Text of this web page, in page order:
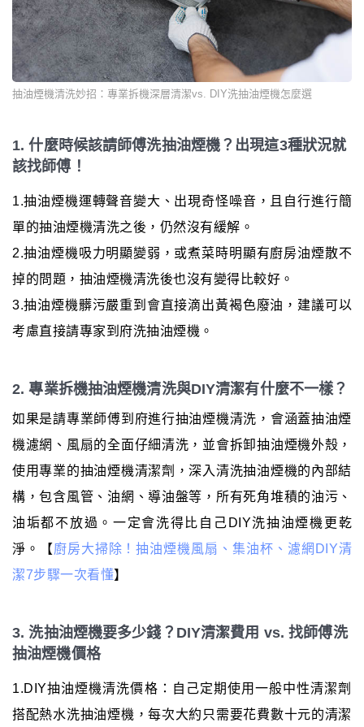
抽油煙機清洗妙招：專業拆機深層清潔vs. DIY洗抽油煙機怎麼選
1. 什麼時候該請師傅洗抽油煙機？出現這3種狀況就
該找師傅！
1.抽油煙機運轉聲音變大、出現奇怪噪音，且自行進行簡
單的抽油煙機清洗之後，仍然沒有緩解。
2.抽油煙機吸力明顯變弱，或煮菜時明顯有廚房油煙散不
掉的問題，抽油煙機清洗後也沒有變得比較好。
3.抽油煙機髒污嚴重到會直接滴出黃褐色廢油，建議可以
考慮直接請專家到府洗抽油煙機。
2. 專業拆機抽油煙機清洗與DIY清潔有什麼不一樣？
如果是請專業師傅到府進行抽油煙機清洗，會涵蓋抽油煙
機濾網、風扇的全面仔細清洗，並會拆卸抽油煙機外殼，
使用專業的抽油煙機清潔劑，深入清洗抽油煙機的內部結
構，包含風管、油網、導油盤等，所有死角堆積的油污、
油垢都不放過。一定會洗得比自己DIY洗抽油煙機更乾
淨。【廚房大掃除！抽油煙機風扇、集油杯、濾網DIY清
潔7步驟一次看懂】
3. 洗抽油煙機要多少錢？DIY清潔費用 vs. 找師傅洗
抽油煙機價格
1.DIY抽油煙機清洗價格：自己定期使用一般中性清潔劑
搭配熱水洗抽油煙機，每次大約只需要花費數十元的清潔